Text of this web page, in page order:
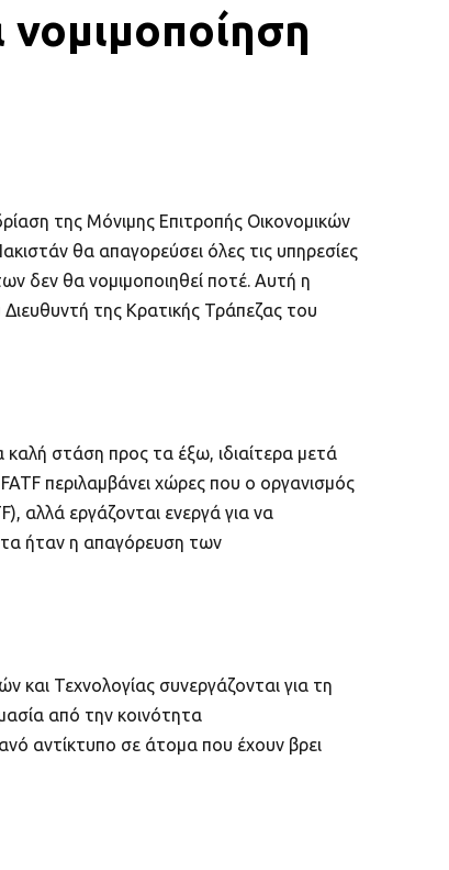
της Μόνιμης Επιτροπής Οικονομικών
θα απαγορεύσει όλες τις υπηρεσίες
δεν θα νομιμοποιηθεί ποτέ. Αυτή η
της Κρατικής Τράπεζας του
στάση προς τα έξω, ιδιαίτερα μετά
περιλαμβάνει χώρες που ο οργανισμός
αλλά εργάζονται ενεργά για να
ήταν η απαγόρευση των
και Τεχνολογίας συνεργάζονται για τη
από την κοινότητα
αντίκτυπο σε άτομα που έχουν βρει